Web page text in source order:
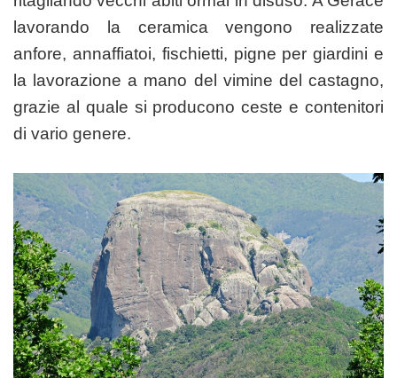
lavorando la ceramica vengono realizzate
anfore, annaffiatoi, fischietti, pigne per giardini e
la lavorazione a mano del vimine del castagno,
grazie al quale si producono ceste e contenitori
di vario genere.